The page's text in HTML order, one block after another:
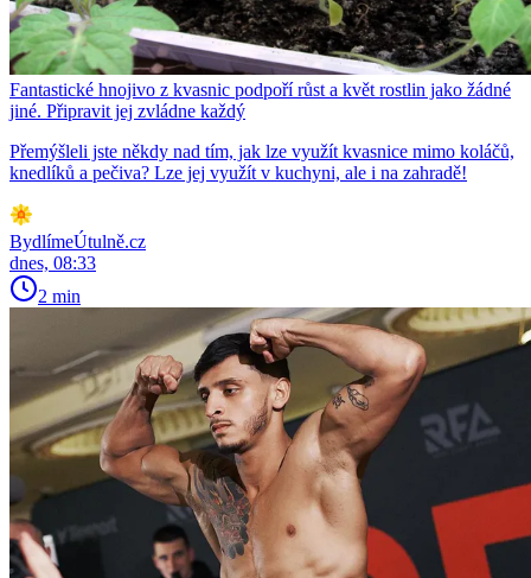
Fantastické hnojivo z kvasnic podpoří růst a květ rostlin jako žádné
jiné. Připravit jej zvládne každý
Přemýšleli jste někdy nad tím, jak lze využít kvasnice mimo koláčů,
knedlíků a pečiva? Lze jej využít v kuchyni, ale i na zahradě!
BydlímeÚtulně.cz
dnes, 08:33
2 min